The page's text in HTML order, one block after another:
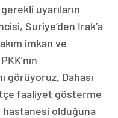
uyarıların
Suriye’den Irak’a
imkan ve
görüyoruz. Dahası
faaliyet gösterme
hastanesi olduğuna